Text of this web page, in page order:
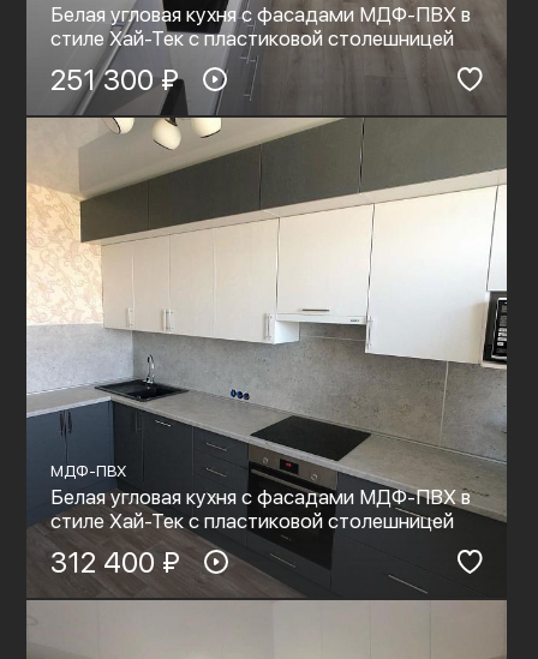
Белая угловая кухня с фасадами МДФ-ПВХ в
стиле Хай-Тек с пластиковой столешницей
251 300 ₽
МДФ-ПВХ
Белая угловая кухня с фасадами МДФ-ПВХ в
стиле Хай-Тек с пластиковой столешницей
312 400 ₽